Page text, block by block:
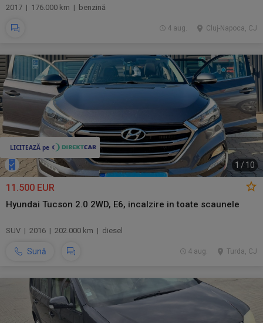
2017 | 176.000 km | benzină
Cluj-Napoca, CJ
4 aug.
1 /10
11.500 EUR
Hyundai Tucson 2.0 2WD, E6, incalzire in toate scaunele
SUV | 2016 | 202.000 km | diesel
Sună Turda, CJ
4 aug.